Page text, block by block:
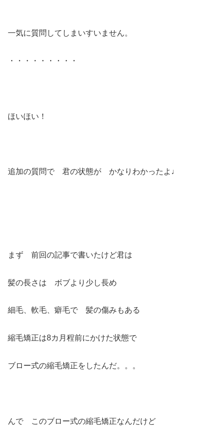
一気に質問してしまいすいません。
・・・・・・・・・
ほいほい！
追加の質問で 君の状態が かなりわかったよ♩
まず 前回の記事で書いたけど君は
髪の長さは ボブより少し長め
細毛、軟毛、癖毛で 髪の傷みもある
縮毛矯正は8カ月程前にかけた状態で
ブロー式の縮毛矯正をしたんだ。。。
んで このブロー式の縮毛矯正なんだけど